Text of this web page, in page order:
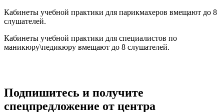
Кабинеты учебной практики для парикмахеров вмещают до 8
слушателей.
Кабинеты учебной практики для специалистов по
маникюру\педикюру вмещают до 8 слушателей.
Подпишитесь и получите
спецпредложение от центра